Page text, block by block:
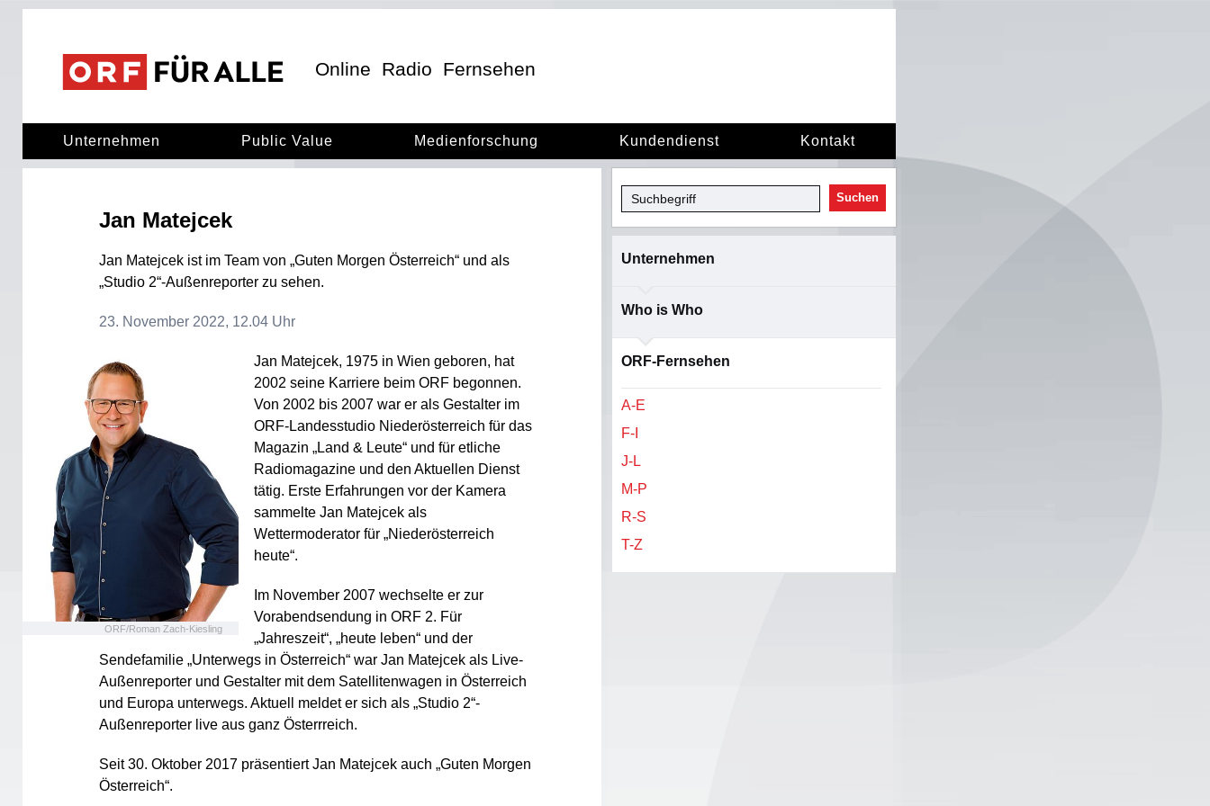
ORF für Alle
ORF für alle Online Radio Fernsehen
Unternehmen Public Value Medienforschung Kundendienst Kontakt
Jan Matejcek
Jan Matejcek ist im Team von „Guten Morgen Österreich“ und als
„Studio 2“-Außenreporter zu sehen.
23. November 2022, 12.04 Uhr
ORF/Roman Zach-Kiesling
Jan Matejcek, 1975 in Wien geboren, hat
2002 seine Karriere beim ORF begonnen.
Von 2002 bis 2007 war er als Gestalter im
ORF-Landesstudio Niederösterreich für das
Magazin „Land & Leute“ und für etliche
Radiomagazine und den Aktuellen Dienst
tätig. Erste Erfahrungen vor der Kamera
sammelte Jan Matejcek als
Wettermoderator für „Niederösterreich
heute“.
Im November 2007 wechselte er zur
Vorabendsendung in ORF 2. Für
„Jahreszeit“, „heute leben“ und der
Sendefamilie „Unterwegs in Österreich“ war Jan Matejcek als Live-
Außenreporter und Gestalter mit dem Satellitenwagen in Österreich
und Europa unterwegs. Aktuell meldet er sich als „Studio 2“-
Außenreporter live aus ganz Österrreich.
Seit 30. Oktober 2017 präsentiert Jan Matejcek auch „Guten Morgen
Österreich“.
Suchen
Unternehmen
Who is Who
ORF-Fernsehen
A-E
F-I
J-L
M-P
R-S
T-Z